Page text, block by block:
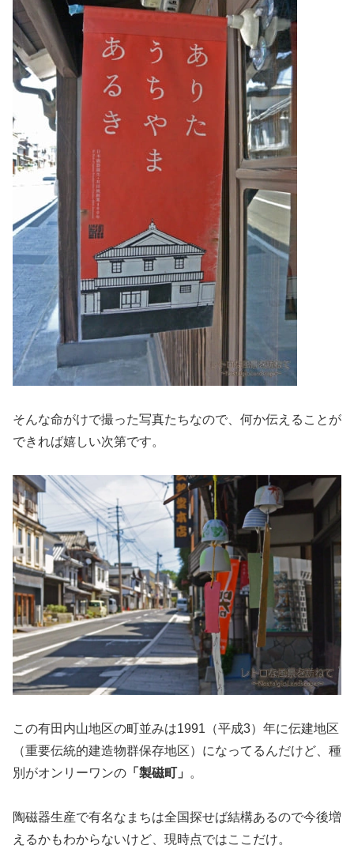
そんな命がけで撮った写真たちなので、何か伝えることが
できれば嬉しい次第です。
この有田内山地区の町並みは1991（平成3）年に伝建地区
（重要伝統的建造物群保存地区）になってるんだけど、種
別がオンリーワンの 「製磁町」 。
陶磁器生産で有名なまちは全国探せば結構あるので今後増
えるかもわからないけど、現時点ではここだけ。